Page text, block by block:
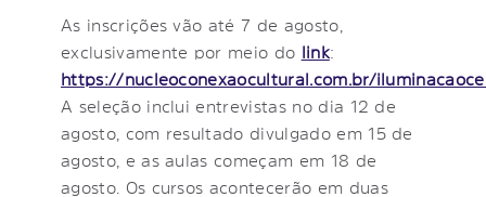
As inscrições vão até 7 de agosto,
exclusivamente por meio do link:
https://nucleoconexaocultural.com.br/
A seleção inclui entrevistas no dia 12 de
agosto, com resultado divulgado em 15 de
agosto, e as aulas começam em 18 de
agosto. Os cursos acontecerão em duas